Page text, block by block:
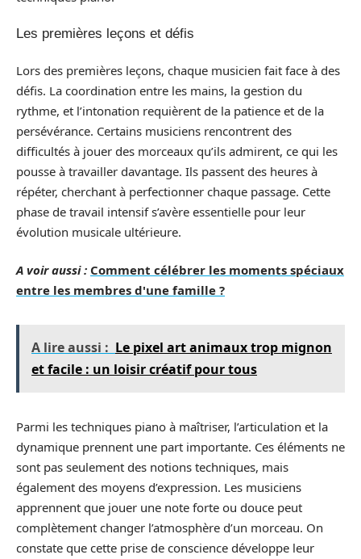
Les premières leçons et défis
Lors des premières leçons, chaque musicien fait face à des
défis. La coordination entre les mains, la gestion du
rythme, et l’intonation requièrent de la patience et de la
persévérance. Certains musiciens rencontrent des
difficultés à jouer des morceaux qu’ils admirent, ce qui les
pousse à travailler davantage. Ils passent des heures à
répéter, cherchant à perfectionner chaque passage. Cette
phase de travail intensif s’avère essentielle pour leur
évolution musicale ultérieure.
A voir aussi : Comment célébrer les moments spéciaux
entre les membres d'une famille ?
A lire aussi : Le pixel art animaux trop mignon
et facile : un loisir créatif pour tous
Parmi les techniques piano à maîtriser, l’articulation et la
dynamique prennent une part importante. Ces éléments ne
sont pas seulement des notions techniques, mais
également des moyens d’expression. Les musiciens
apprennent que jouer une note forte ou douce peut
complètement changer l’atmosphère d’un morceau. On
constate que cette prise de conscience développe leur